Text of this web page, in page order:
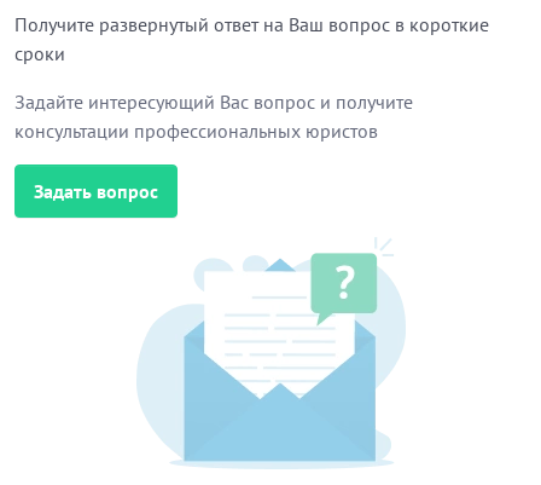
Получите развернутый ответ на Ваш вопрос в короткие
сроки
Задайте интересующий Вас вопрос и получите
консультации профессиональных юристов
Задать вопрос